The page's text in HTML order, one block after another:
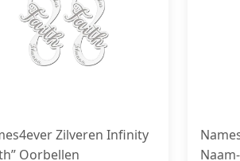
Zilveren Infinity
Oorbellen